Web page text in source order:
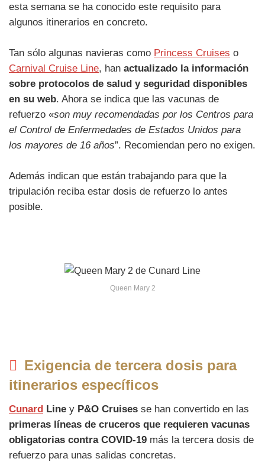
esta semana se ha conocido este requisito para
algunos itinerarios en concreto.
Tan sólo algunas navieras como Princess Cruises o
Carnival Cruise Line, han actualizado la información
sobre protocolos de salud y seguridad disponibles
en su web. Ahora se indica que las vacunas de
refuerzo «son muy recomendadas por los Centros para
el Control de Enfermedades de Estados Unidos para
los mayores de 16 años”. Recomiendan pero no exigen.
Además indican que están trabajando para que la
tripulación reciba estar dosis de refuerzo lo antes
posible.
Queen Mary 2
Exigencia de tercera dosis para
itinerarios específicos
Cunard Line y P&O Cruises se han convertido en las
primeras líneas de cruceros que requieren vacunas
obligatorias contra COVID-19 más la tercera dosis de
refuerzo para unas salidas concretas.